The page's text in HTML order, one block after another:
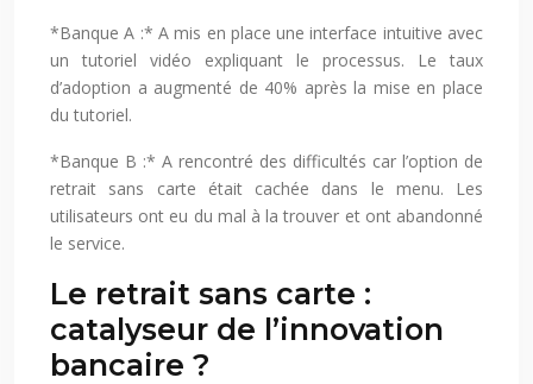
*Banque A :* A mis en place une interface intuitive avec
un tutoriel vidéo expliquant le processus. Le taux
d’adoption a augmenté de 40% après la mise en place
du tutoriel.
*Banque B :* A rencontré des difficultés car l’option de
retrait sans carte était cachée dans le menu. Les
utilisateurs ont eu du mal à la trouver et ont abandonné
le service.
Le retrait sans carte :
catalyseur de l’innovation
bancaire ?